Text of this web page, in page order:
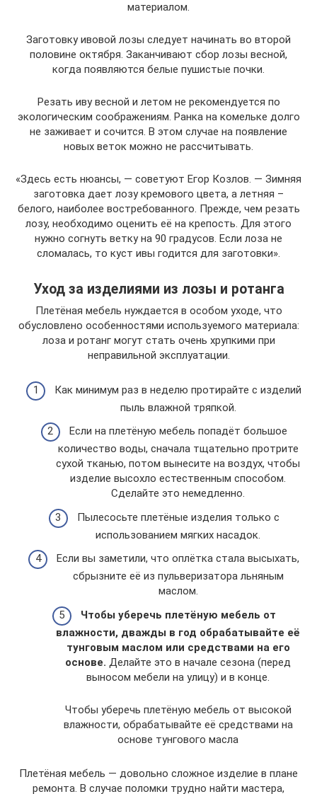
материалом.
Заготовку ивовой лозы следует начинать во второй
половине октября. Заканчивают сбор лозы весной,
когда появляются белые пушистые почки.
Резать иву весной и летом не рекомендуется по
экологическим соображениям. Ранка на комельке долго
не заживает и сочится. В этом случае на появление
новых веток можно не рассчитывать.
«Здесь есть нюансы, — советуют Егор Козлов. — Зимняя
заготовка дает лозу кремового цвета, а летняя –
белого, наиболее востребованного. Прежде, чем резать
лозу, необходимо оценить её на крепость. Для этого
нужно согнуть ветку на 90 градусов. Если лоза не
сломалась, то куст ивы годится для заготовки».
Уход за изделиями из лозы и ротанга
Плетёная мебель нуждается в особом уходе, что
обусловлено особенностями используемого материала:
лоза и ротанг могут стать очень хрупкими при
неправильной эксплуатации.
Как минимум раз в неделю протирайте с изделий
пыль влажной тряпкой.
Если на плетёную мебель попадёт большое
количество воды, сначала тщательно протрите
сухой тканью, потом вынесите на воздух, чтобы
изделие высохло естественным способом.
Сделайте это немедленно.
Пылесосьте плетёные изделия только с
использованием мягких насадок.
Если вы заметили, что оплётка стала высыхать,
сбрызните её из пульверизатора льняным
маслом.
Чтобы уберечь плетёную мебель от
влажности, дважды в год обрабатывайте её
тунговым маслом или средствами на его
основе. Делайте это в начале сезона (перед
выносом мебели на улицу) и в конце.
Чтобы уберечь плетёную мебель от высокой
влажности, обрабатывайте её средствами на
основе тунгового масла
Плетёная мебель — довольно сложное изделие в плане
ремонта. В случае поломки трудно найти мастера,